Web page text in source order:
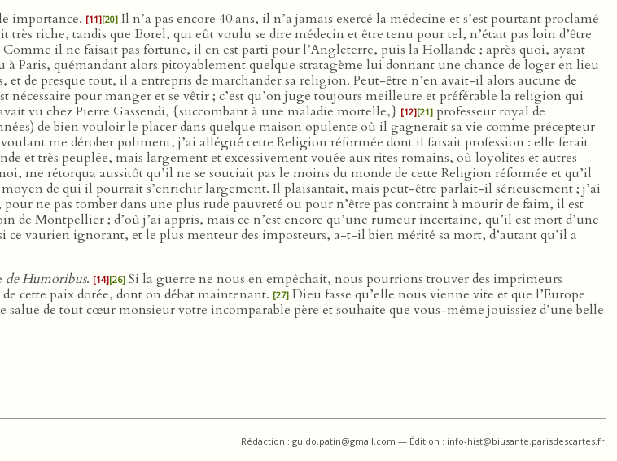
importance. [11][20] Il n’a pas encore 40 ans, il n’a jamais exercé la médecine et s’est pourtant proclamé
riche, tandis que Borel, qui eût voulu se dire médecin et être tenu pour tel, n’était pas loin d’être
Comme il ne faisait pas fortune, il en est parti pour l’Angleterre, puis la Hollande ; après quoi, ayant
Paris, quémandant alors pitoyablement quelque stratagème lui donnant une chance de loger en lieu
et de presque tout, il a entrepris de marchander sa religion. Peut-être n’en avait-il alors aucune de
pour manger et se vêtir ; c’est qu’on juge toujours meilleure et préférable la religion qui
vu chez Pierre Gassendi, {succombant à une maladie mortelle,} [12][21] professeur royal de
de bien vouloir le placer dans quelque maison opulente où il gagnerait sa vie comme précepteur
me dérober poliment, j’ai allégué cette Religion réformée dont il faisait profession : elle ferait
et très peuplée, mais largement et excessivement vouée aux rites romains, où loyolites et autres
me rétorqua aussitôt qu’il ne se souciait pas le moins du monde de cette Religion réformée et qu’il
de qui il pourrait s’enrichir largement. Il plaisantait, mais peut-être parlait-il sérieusement ; j’ai
ne pas tomber dans une plus rude pauvreté ou pour n’être pas contraint à mourir de faim, il est
de Montpellier ; d’où j’ai appris, mais ce n’est encore qu’une rumeur incertaine, qu’il est mort d’une
ce vaurien ignorant, et le plus menteur des imposteurs, a-t-il bien mérité sa mort, d’autant qu’il a
de Humoribus. [14][26] Si la guerre ne nous en empêchait, nous pourrions trouver des imprimeurs
cette paix dorée, dont on débat maintenant. [27] Dieu fasse qu’elle nous vienne vite et que l’Europe
salue de tout cœur monsieur votre incomparable père et souhaite que vous-même jouissiez d’une belle
Rédaction : guido.patin@gmail.com — Édition : info-hist@biusante.parisdescartes.fr